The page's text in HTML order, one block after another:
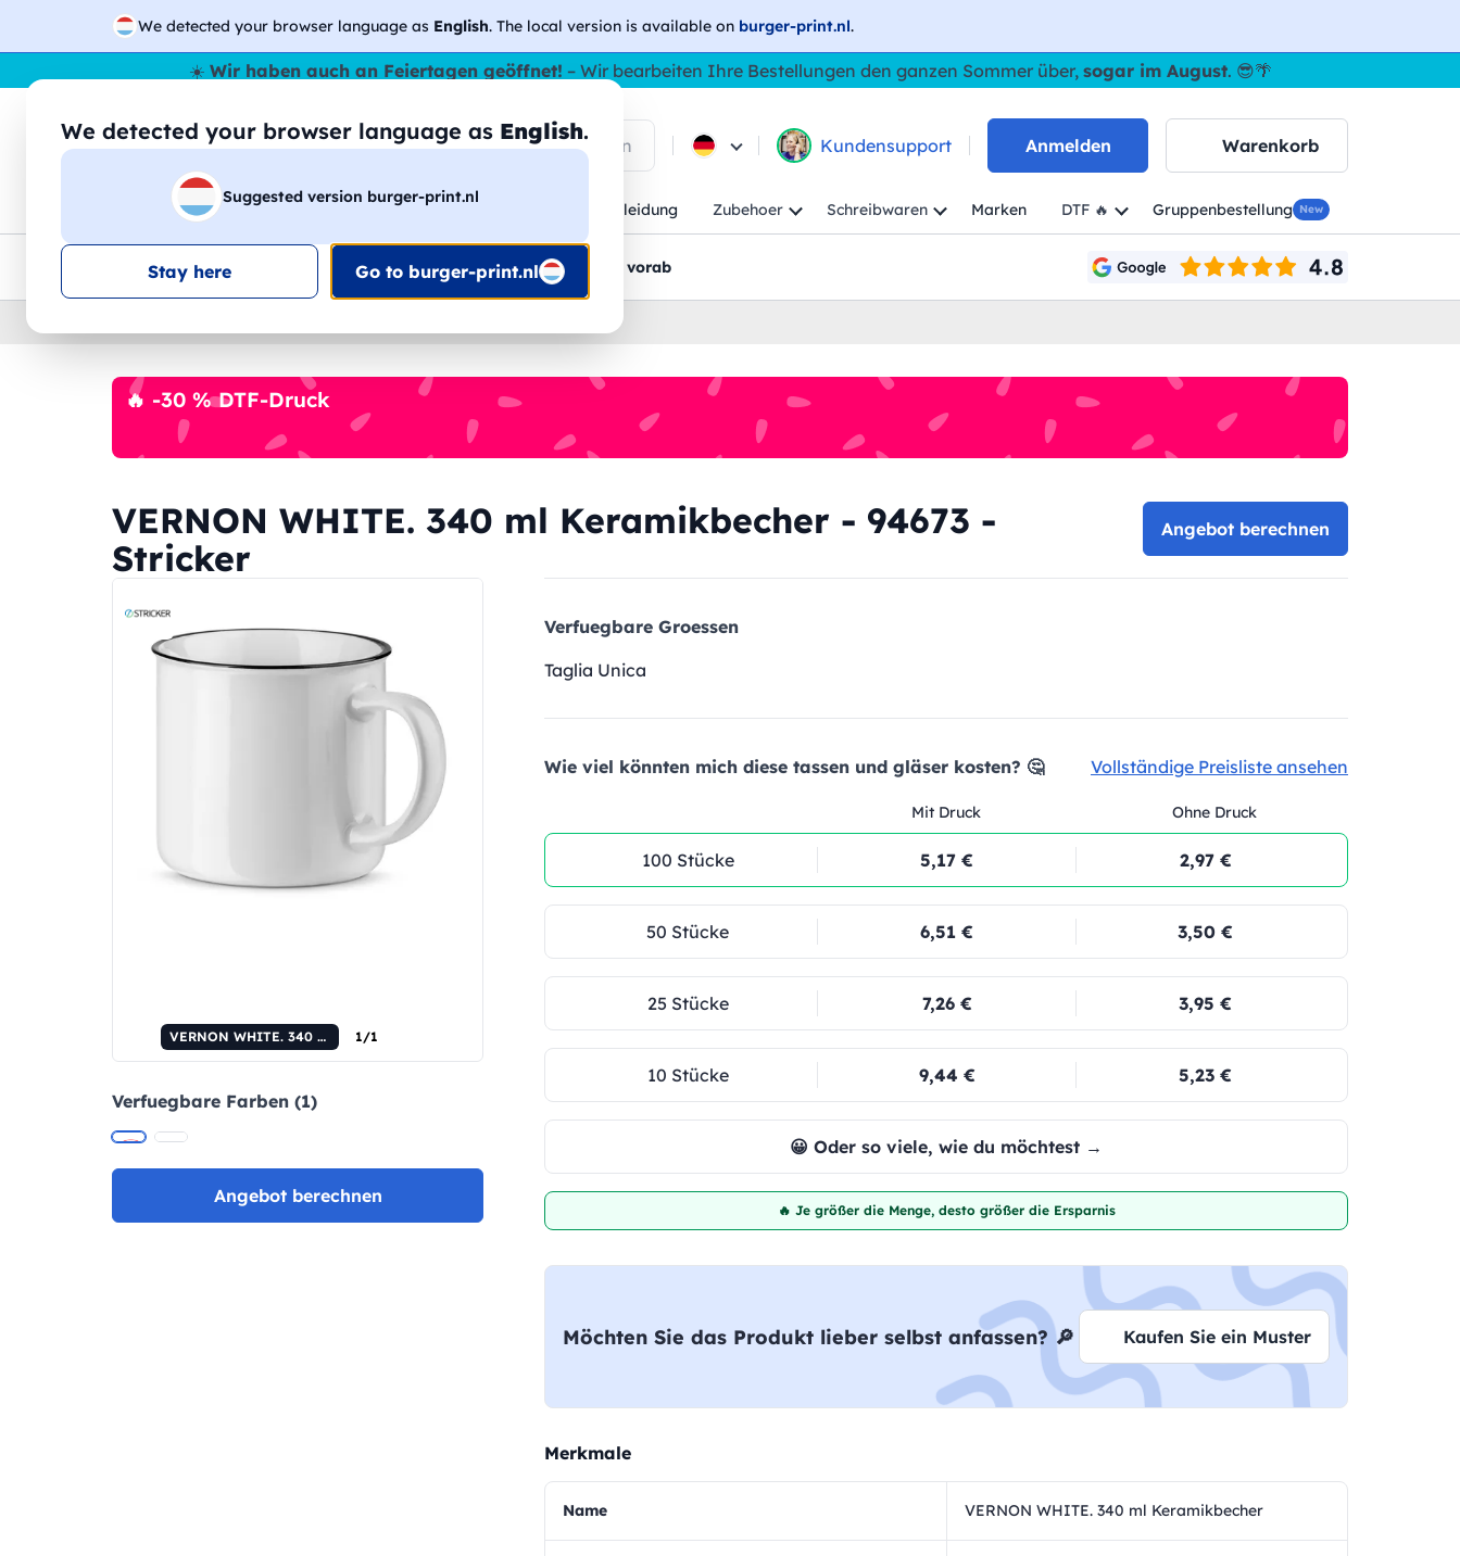
We detected your browser language as English. The local version is available on burger-print.nl.
We detected your browser language as English.
Suggested version burger-print.nl
Stay here Go to burger-print.nl
☀️ Wir haben auch an Feiertagen geöffnet! – Wir bearbeiten Ihre Bestellungen den ganzen Sommer über, sogar im August. 😎🌴
🔎 Suche in den Produkten Kundensupport Anmelden Warenkorb
Sweatshirts Mann Frau Arbeitskleidung Zubehoer Schreibwaren Marken DTF 🔥 Gruppenbestellung New
EU-weite Lieferung Mengenrabatt KundensupportGrafikentwürfe vorab
🔥 -30 % DTF-Druck
VERNON WHITE. 340 ml Keramikbecher - 94673 -
Stricker
Angebot berechnen
VERNON WHITE. 340 ml Keramikbecher 1/1
Verfuegbare Farben (1)
Angebot berechnen
Verfuegbare Groessen
Taglia Unica
Wie viel könnten mich diese tassen und gläser kosten? 🤔 Vollständige Preisliste ansehen
Mit Druck Ohne Druck
100 Stücke 5,17 € 2,97 €
50 Stücke 6,51 € 3,50 €
25 Stücke 7,26 € 3,95 €
10 Stücke 9,44 € 5,23 €
😀 Oder so viele, wie du möchtest →
🔥 Je größer die Menge, desto größer die Ersparnis
Möchten Sie das Produkt lieber selbst anfassen? 🔎 Kaufen Sie ein Muster
Merkmale
Name VERNON WHITE. 340 ml Keramikbecher